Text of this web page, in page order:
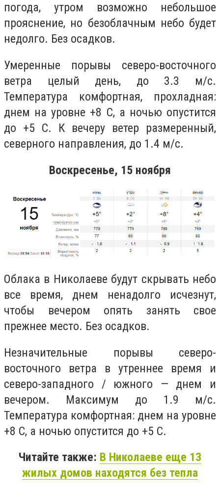
погода, утром возможно небольшое
прояснение, но безоблачным небо будет
недолго. Без осадков.
Умеренные порывы северо-восточного
ветра целый день, до 3.3 м/с.
Температура комфортная, прохладная:
днем на уровне +8 С, а ночью опустится
до +5 С. К вечеру ветер размеренный,
северного направления, до 1.4 м/с.
Воскресенье, 15 ноября
Облака в Николаеве будут скрывать небо
все время, днем ненадолго исчезнут,
чтобы вечером опять занять свое
прежнее место. Без осадков.
Незначительные порывы северо-
восточного ветра в утреннее время и
северо-западного / южного — днем и
вечером. Максимум до 1.9 м/с.
Температура комфортная: днем на уровне
+8 С, а ночью опустится до +5 С.
Читайте также: В Николаеве еще 13
жилых домов находятся без тепла